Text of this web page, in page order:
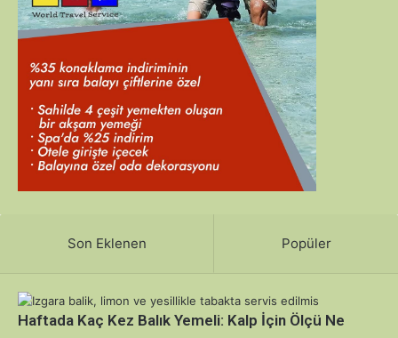
Son Eklenen Popüler
Haftada Kaç Kez Balık Yemeli: Kalp İçin Ölçü Ne